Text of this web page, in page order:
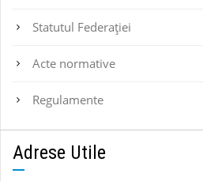
Statutul Federaţiei
Acte normative
Regulamente
Adrese Utile